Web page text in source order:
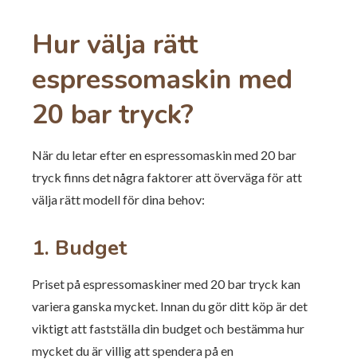
Hur välja rätt
espressomaskin med
20 bar tryck?
När du letar efter en espressomaskin med 20 bar
tryck finns det några faktorer att överväga för att
välja rätt modell för dina behov:
1. Budget
Priset på espressomaskiner med 20 bar tryck kan
variera ganska mycket. Innan du gör ditt köp är det
viktigt att fastställa din budget och bestämma hur
mycket du är villig att spendera på en